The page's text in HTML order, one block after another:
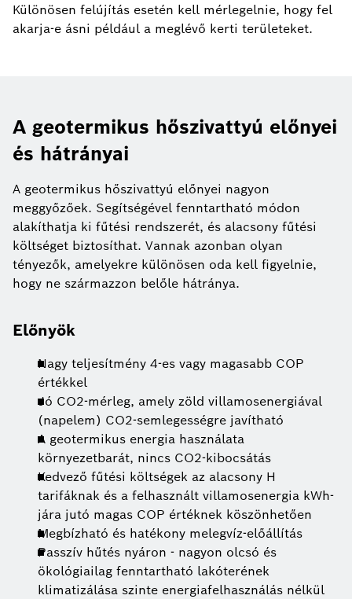
Különösen felújítás esetén kell mérlegelnie, hogy fel
akarja-e ásni például a meglévő kerti területeket.
A geotermikus hőszivattyú előnyei
és hátrányai
A geotermikus hőszivattyú előnyei nagyon
meggyőzőek. Segítségével fenntartható módon
alakíthatja ki fűtési rendszerét, és alacsony fűtési
költséget biztosíthat. Vannak azonban olyan
tényezők, amelyekre különösen oda kell figyelnie,
hogy ne származzon belőle hátránya.
Előnyök
Nagy teljesítmény 4-es vagy magasabb COP
értékkel
Jó CO2-mérleg, amely zöld villamosenergiával
(napelem) CO2-semlegességre javítható
A geotermikus energia használata
környezetbarát, nincs CO2-kibocsátás
Kedvező fűtési költségek az alacsony H
tarifáknak és a felhasznált villamosenergia kWh-
jára jutó magas COP értéknek köszönhetően
Megbízható és hatékony melegvíz-előállítás
Passzív hűtés nyáron - nagyon olcsó és
ökológiailag fenntartható lakóterének
klimatizálása szinte energiafelhasználás nélkül